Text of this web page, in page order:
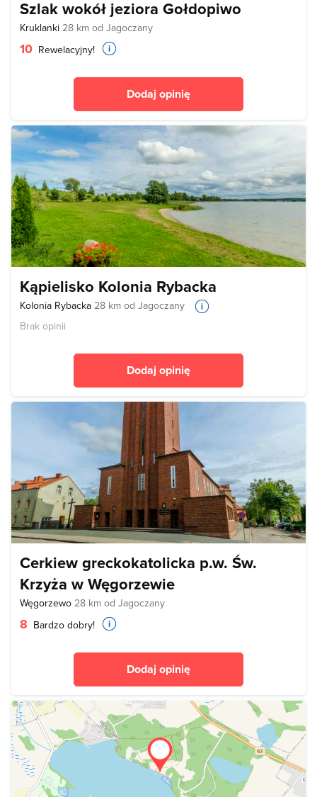
Szlak wokół jeziora Gołdopiwo
Kruklanki 28 km od Jagoczany
10 Rewelacyjny!
Dodaj opinię
Kąpielisko Kolonia Rybacka
Kolonia Rybacka 28 km od Jagoczany
Brak opinii
Dodaj opinię
Cerkiew greckokatolicka p.w. Św.
Krzyża w Węgorzewie
Węgorzewo 28 km od Jagoczany
8 Bardzo dobry!
Dodaj opinię